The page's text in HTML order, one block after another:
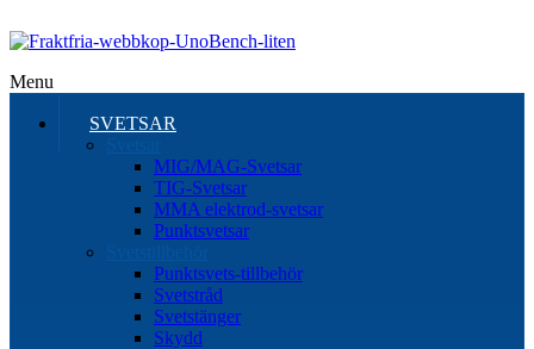
Menu
SVETSAR
MIG/MAG-Svetsar
TIG-Svetsar
MMA elektrod-svetsar
Punktsvetsar
Punktsvets-tillbehör
Svetstråd
Svetstänger
Skydd